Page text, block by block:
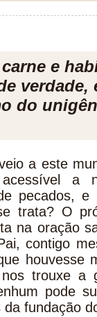
e
verdade,
do
a este
a
pecados,
trata? O
na oração
contigo
houvesse
trouxe a
pode
fundação